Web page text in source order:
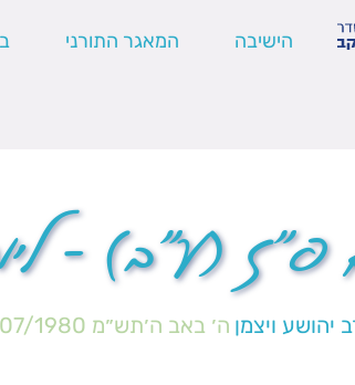
הישיבה המאגר התורני
(ע"ב) –
יהושע ויצמן ה׳ באב ה׳תש״מ 1980